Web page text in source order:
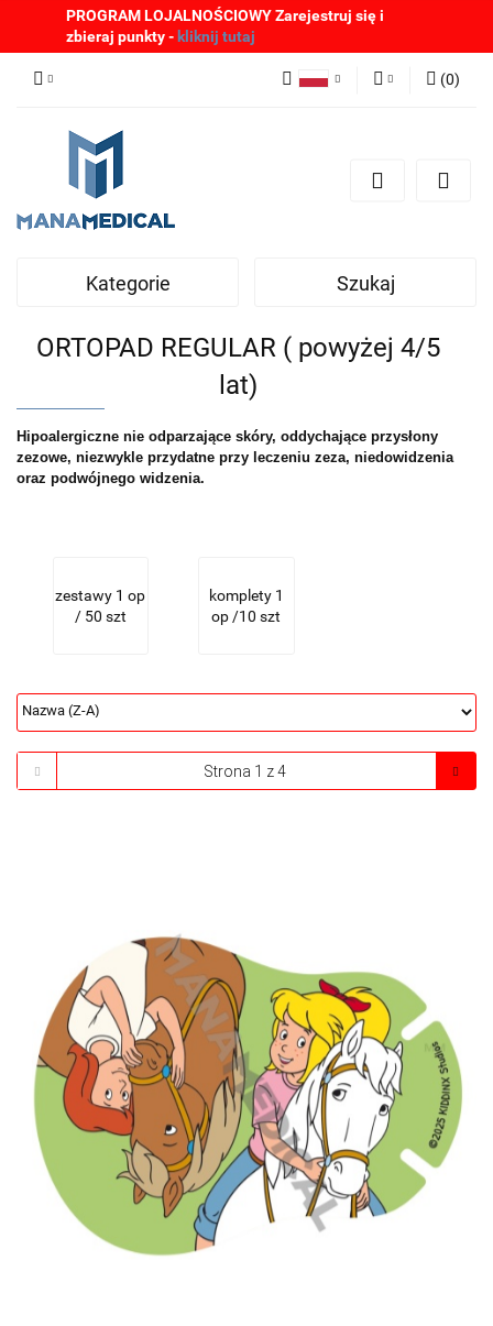
PROGRAM LOJALNOŚCIOWY Zarejestruj się i
zbieraj punkty - kliknij tutaj
Zarejestruj się
(0)
Kategorie Szukaj
ORTOPAD REGULAR ( powyżej 4/5
lat)
Hipoalergiczne nie odparzające skóry, oddychające przysłony
zezowe, niezwykle przydatne przy leczeniu zeza, niedowidzenia
oraz podwójnego widzenia.
zestawy 1 op
/ 50 szt
komplety 1
op /10 szt